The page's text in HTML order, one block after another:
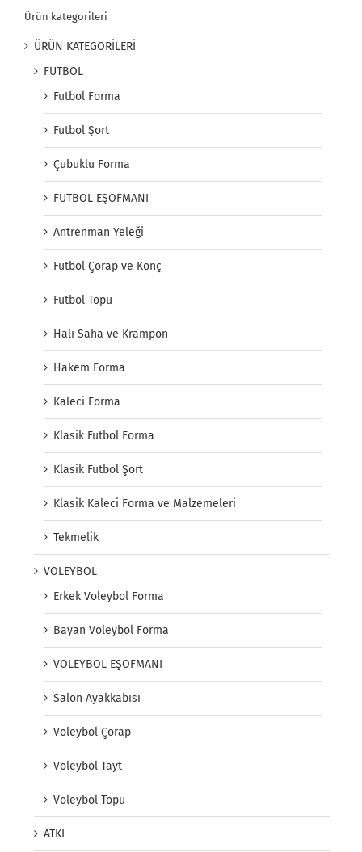
Ürün kategorileri
ÜRÜN KATEGORİLERİ
FUTBOL
Futbol Forma
Futbol Şort
Çubuklu Forma
FUTBOL EŞOFMANI
Antrenman Yeleği
Futbol Çorap ve Konç
Futbol Topu
Halı Saha ve Krampon
Hakem Forma
Kaleci Forma
Klasik Futbol Forma
Klasik Futbol Şort
Klasik Kaleci Forma ve Malzemeleri
Tekmelik
VOLEYBOL
Erkek Voleybol Forma
Bayan Voleybol Forma
VOLEYBOL EŞOFMANI
Salon Ayakkabısı
Voleybol Çorap
Voleybol Tayt
Voleybol Topu
ATKI